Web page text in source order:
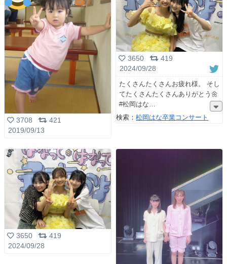
3708
421
2019/09/13
3650
419
2024/09/28
たくさんたくさんお疲れ様。 そし
てたくさんたくさんありがとう🌼
#松岡はな
検索：松岡はな卒業コンサート
3650
419
2024/09/28